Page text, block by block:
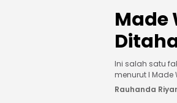
Made
Ini salah satu
menurut I Made
Rauhanda